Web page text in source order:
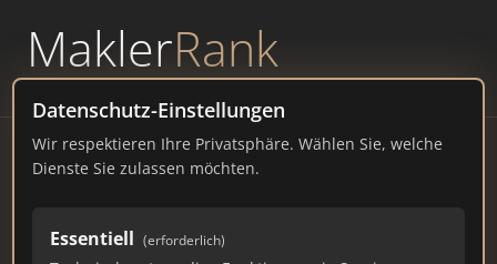
MaklerRank
powered byWAVEPOINT
Datenschutz-Einstellungen
Wir respektieren Ihre Privatsphäre. Wählen Sie, welche
Dienste Sie zulassen möchten.
Essentiell (erforderlich)
Immobilienmakler Köfering
– Ranking Juli 2026
BAYERN 2.262 EINWOHNER